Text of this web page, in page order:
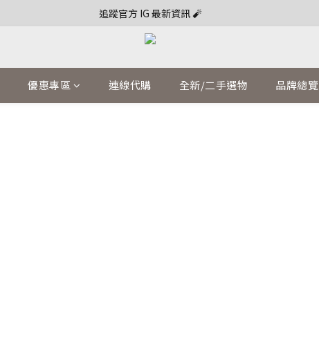
追蹤官方 IG 最新資訊 🧨
優惠專區 連線代購 全新/二手選物 品牌總覽